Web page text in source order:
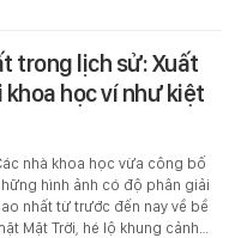
trong lịch sử: Xuất
học ví như kiệt
nhà khoa học vừa công bố
hình ảnh có độ phân giải
nhất từ trước đến nay về bề
Mặt Trời, hé lộ khung cảnh…